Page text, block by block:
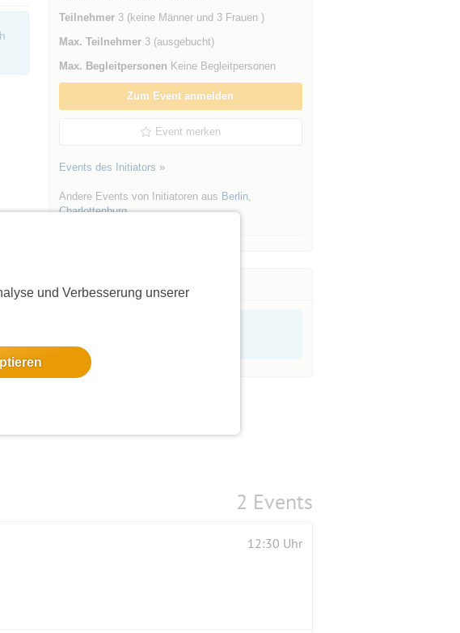
und Verbesserung unserer
Teilnehmer3 (keine Männer und 3 Frauen )
Max. Teilnehmer3 (ausgebucht)
Max. Begleitpersonen Keine Begleitpersonen
Zum Event anmelden
Event merken
Events des Initiators »
Andere Events von Initiatoren aus Berlin,
Charlottenburg
2 Events
12:30 Uhr